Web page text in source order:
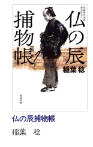
仏の辰捕物帳
稲葉 稔